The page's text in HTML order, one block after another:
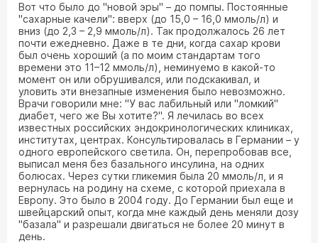
Вот что было до "новой эры" – до помпы. Постоянные
"сахарные качели": вверх (до 15,0 – 16,0 ммоль/л) и
вниз (до 2,3 – 2,9 ммоль/л). Так продолжалось 26 лет
почти ежедневно. Даже в те дни, когда сахар крови
был очень хороший (а по моим стандартам того
времени это 11–12 ммоль/л), неминуемо в какой-то
момент он или обрушивался, или подскакивал, и
уловить эти внезапные изменения было невозможно.
Врачи говорили мне: "У вас лабильный или "ломкий"
диабет, чего же Вы хотите?". Я лечилась во всех
известных российских эндокринологических клиниках,
институтах, центрах. Консультировалась в Германии – у
одного европейского светила. Он, перепробовав все,
выписал меня без базального инсулина, на одних
болюсах. Через сутки гликемия была 20 ммоль/л, и я
вернулась на родину на схеме, с которой приехала в
Европу. Это было в 2004 году. До Германии был еще и
швейцарский опыт, когда мне каждый день меняли дозу
"базала" и разрешали двигаться не более 20 минут в
день.